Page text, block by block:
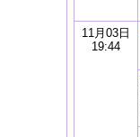
11月03日
19:44